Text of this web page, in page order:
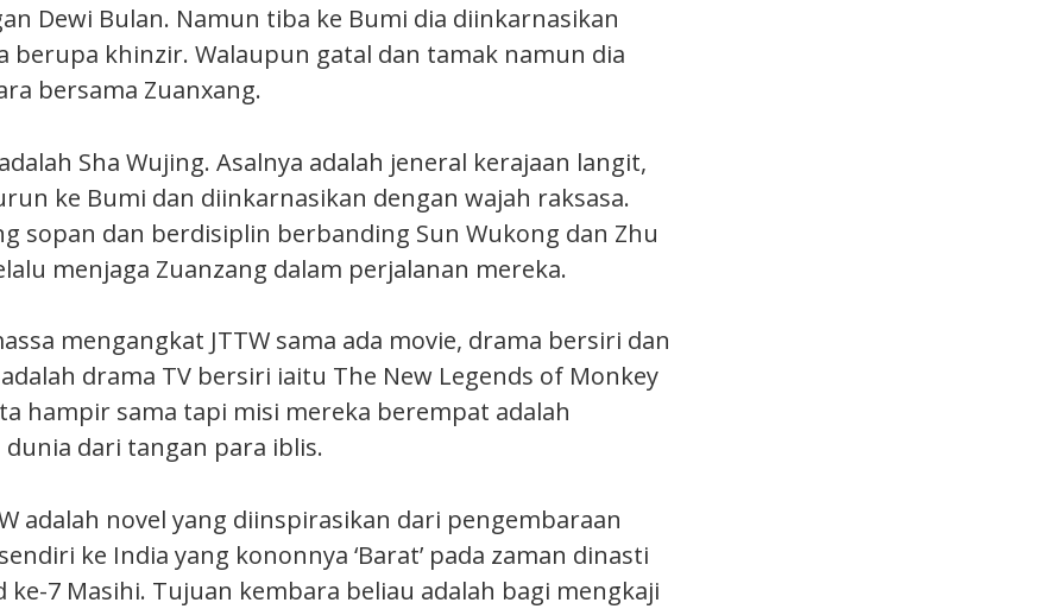
Dewi Bulan. Namun tiba ke Bumi dia diinkarnasikan
berupa khinzir. Walaupun gatal dan tamak namun dia
bersama Zuanxang.
Sha Wujing. Asalnya adalah jeneral kerajaan langit,
ke Bumi dan diinkarnasikan dengan wajah raksasa.
sopan dan berdisiplin berbanding Sun Wukong dan Zhu
menjaga Zuanzang dalam perjalanan mereka.
mengangkat JTTW sama ada movie, drama bersiri dan
drama TV bersiri iaitu The New Legends of Monkey
hampir sama tapi misi mereka berempat adalah
dari tangan para iblis.
adalah novel yang diinspirasikan dari pengembaraan
ke India yang kononnya ‘Barat’ pada zaman dinasti
ke-7 Masihi. Tujuan kembara beliau adalah bagi mengkaji